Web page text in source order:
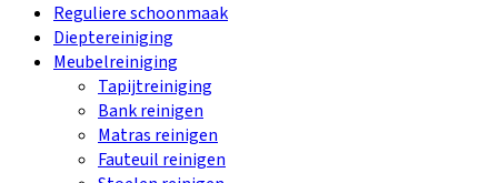
Reguliere schoonmaak
Dieptereiniging
Meubelreiniging
Tapijtreiniging
Bank reinigen
Matras reinigen
Fauteuil reinigen